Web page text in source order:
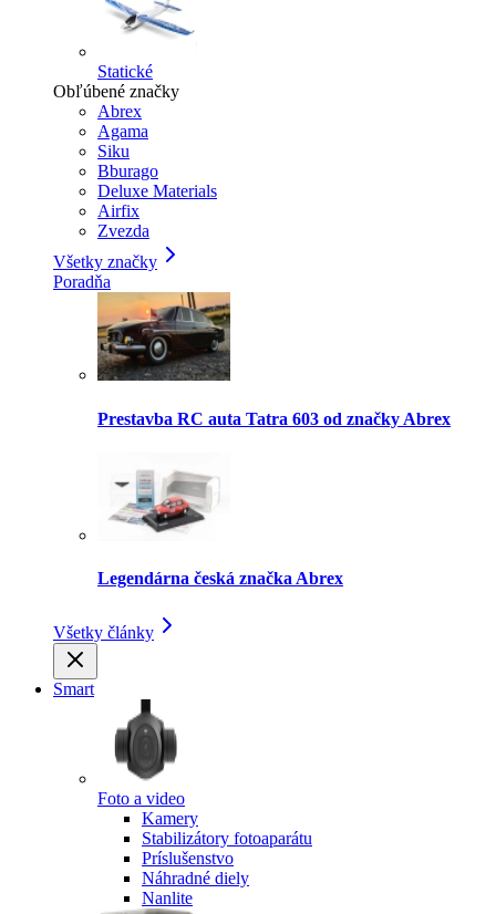
Statické
Obľúbené značky
Abrex
Agama
Siku
Bburago
Deluxe Materials
Airfix
Zvezda
Všetky značky
Poradňa
Prestavba RC auta Tatra 603 od značky Abrex
Legendárna česká značka Abrex
Všetky články
Smart
Foto a video
Kamery
Stabilizátory fotoaparátu
Príslušenstvo
Náhradné diely
Nanlite